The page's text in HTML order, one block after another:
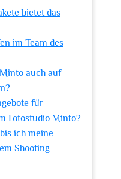
bietet das
im Team des
auch auf
für
Fotostudio Minto?
ich meine
Shooting